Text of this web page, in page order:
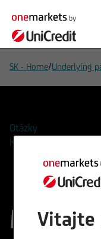
SK - Home/Underlying
Otázky
Kontakty
Vitajte